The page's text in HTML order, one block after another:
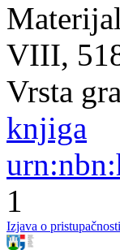
VIII,
Vrsta
knjiga
1
Izjava o pristupačnosti